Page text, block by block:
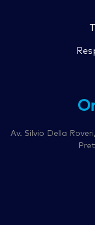
Av. Silvio Della